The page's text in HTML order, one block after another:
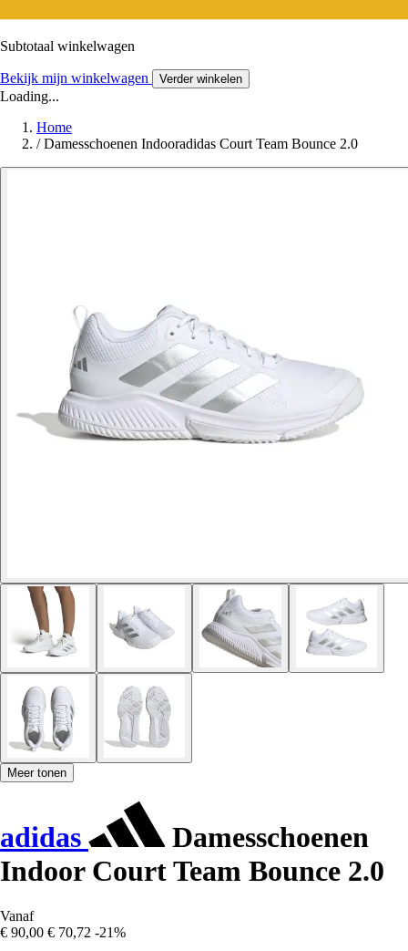
Subtotaal winkelwagen
Bekijk mijn winkelwagen Verder winkelen
Loading...
Home
/ Damesschoenen Indooradidas Court Team Bounce 2.0
Meer tonen
adidas
Damesschoenen
Indoor Court Team Bounce 2.0
Vanaf
€ 90,00 € 70,72 -21%